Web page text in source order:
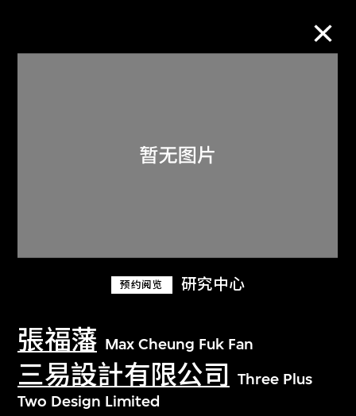
预约阅览 研究中心
張福藩 Max Cheung Fuk Fan
三易設計有限公司
Three Plus
Two Design Limited
关于M+藏品
探索世界顶级的二十及二十一世纪视觉
文化藏品。